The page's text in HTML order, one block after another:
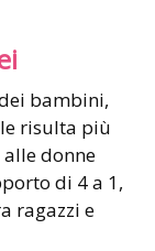
bambini,
risulta più
donne
di 4 a 1,
ragazzi e